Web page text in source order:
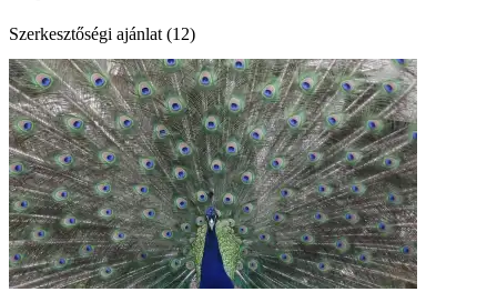
Szerkesztőségi ajánlat (12)